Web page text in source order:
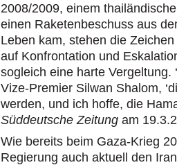
2008/2009, einem
einen Raketenbeschuss aus
Leben kam, stehen die
auf Konfrontation und
sogleich eine harte Vergeltung.
Vize-Premier Silwan Shalom,
werden, und ich hoffe, die
Süddeutsche Zeitung am
Wie bereits beim Gaza-Krieg
Regierung auch aktuell den